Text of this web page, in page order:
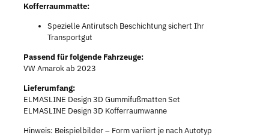
Kofferraummatte:
Spezielle Antirutsch Beschichtung sichert Ihr
Transportgut
Passend für folgende Fahrzeuge:
VW Amarok ab 2023
Lieferumfang:
ELMASLINE Design 3D Gummifußmatten Set
ELMASLINE Design 3D Kofferraumwanne
Hinweis: Beispielbilder – Form variiert je nach Autotyp